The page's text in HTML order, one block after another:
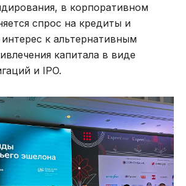
в корпоративном
спрос на кредиты и
интерес к альтернативным
капитала в виде
и IPO.